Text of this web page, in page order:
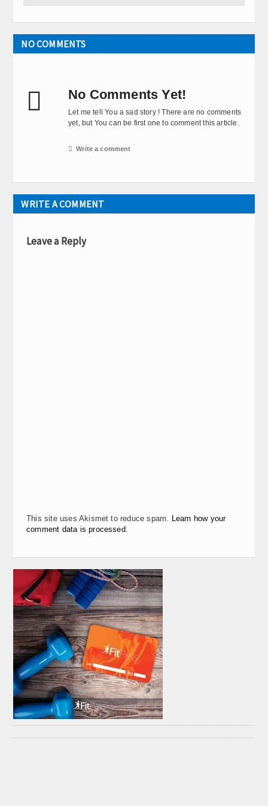
NO COMMENTS
 No Comments Yet!
Let me tell You a sad story ! There are no comments
yet, but You can be first one to comment this article.
 Write a comment
WRITE A COMMENT
Leave a Reply
This site uses Akismet to reduce spam. Learn how your
comment data is processed.